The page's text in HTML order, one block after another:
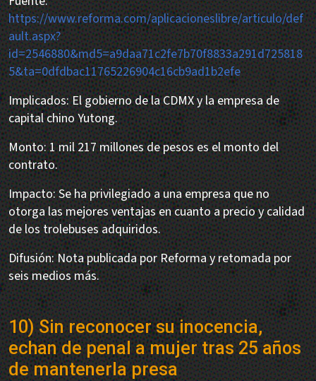
https://www.reforma.com/aplicacioneslibre/articulo/def
ault.aspx?
id=2546880&md5=a9daa71c2fe7b70f8833a291d725818
5&ta=0dfdbac11765226904c16cb9ad1b2efe
Implicados: El gobierno de la CDMX y la empresa de
capital chino Yutong.
Monto: 1 mil 217 millones de pesos es el monto del
contrato.
Impacto: Se ha privilegiado a una empresa que no
otorga las mejores ventajas en cuanto a precio y calidad
de los trolebuses adquiridos.
Difusión: Nota publicada por Reforma y retomada por
seis medios más.
10) Sin reconocer su inocencia,
echan de penal a mujer tras 25 años
de mantenerla presa